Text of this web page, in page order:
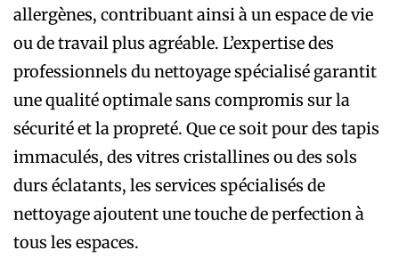
allergènes, contribuant ainsi à un espace de vie
ou de travail plus agréable. L’expertise des
professionnels du nettoyage spécialisé garantit
une qualité optimale sans compromis sur la
sécurité et la propreté. Que ce soit pour des tapis
immaculés, des vitres cristallines ou des sols
durs éclatants, les services spécialisés de
nettoyage ajoutent une touche de perfection à
tous les espaces.